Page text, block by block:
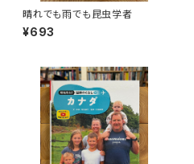
晴れでも雨でも昆虫学者
¥693